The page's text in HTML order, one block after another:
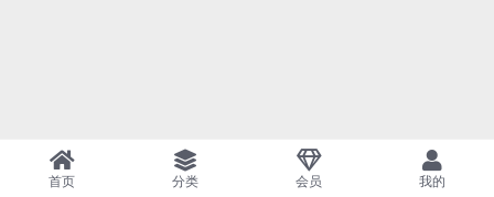
首页 分类 会员 我的